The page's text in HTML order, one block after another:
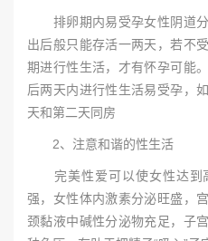
排卵期内易受孕女性阴道分
出后般只能存活一两天，若不
期进行性生活，才有怀孕可能
后两天内进行性生活易受孕，
天和第二天同房
2、注意和谐的性生活
完美性爱可以使女性达到
强，女性体内激素分泌旺盛，
颈黏液中碱性分泌物充足，子